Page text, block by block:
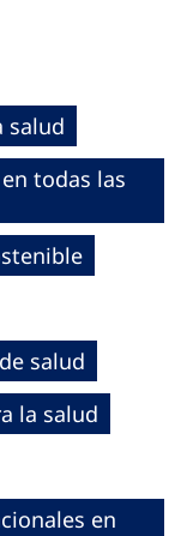
salud
todas las
salud
la salud
en